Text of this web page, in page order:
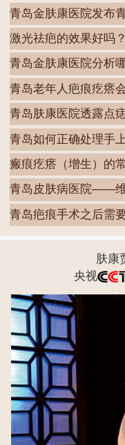
形
青岛金肤康医院发布
激光祛疤的效果好吗
名
青岛金肤康医院分析
青岛老年人疤痕疙瘩
青岛肤康医院透露点
青岛如何正确处理手
瘢痕疙瘩（增生）的
光
青岛皮肤病医院——
青岛疤痕手术之后需
肤康
央视